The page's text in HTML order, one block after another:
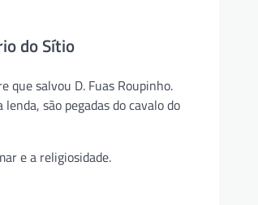
do Sítio
que salvou D. Fuas Roupinho.
são pegadas do cavalo do
e a religiosidade.